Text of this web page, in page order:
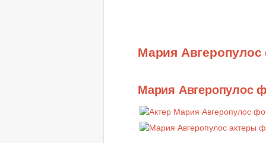
Мария
Мария Авгеропулос